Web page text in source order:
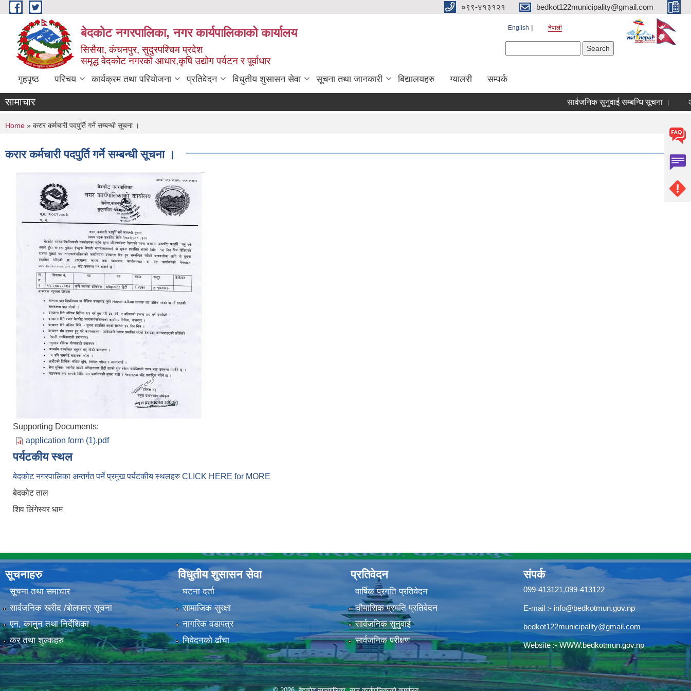
Skip to main content ०९९-४१३१२१ bedkot122municipality@gmail.com
बेदकोट नगरपालिका, नगर कार्यपालिकाको कार्यालय
सिसैया, कंचनपुर, सुदुरपश्चिम प्रदेश
समृद्ध वेदकोट नगरको आधार,कृषि उद्योग पर्यटन र पूर्वाधार
English नेपाली
गृहपृष्ठ परिचय कार्यक्रम तथा परियोजना प्रतिवेदन विधुतीय शुसासन सेवा सूचना तथा जानकारी बिद्यालयहरु ग्यालरी सम्पर्क
सामाचार सार्वजनिक सुनुवाई सम्बन्धि सूचना ।
You are here
Home » करार कर्मचारी पदपुर्ति गर्ने सम्बन्धी सूचना ।
करार कर्मचारी पदपुर्ति गर्ने सम्बन्धी सूचना ।
Supporting Documents:
application form (1).pdf
पर्यटकीय स्थल
बेदकोट नगरपालिका अन्तर्गत पर्ने प्रमुख पर्यटकीय स्थलहरु CLICK HERE for MORE
बेदकोट ताल
शिव लिंगेस्वर धाम
सूचनाहरु
सूचना तथा समाचार
सार्वजनिक खरीद /बोलपत्र सूचना
एन, कानुन तथा निर्देशिका
कर तथा शुल्कहरु
विधुतीय शुसासन सेवा
घटना दर्ता
सामाजिक सुरक्षा
नागरिक वडापत्र
निवेदनको ढाँचा
प्रतिवेदन
वार्षिक प्रगति प्रतिवेदन
चौमासिक प्रगति प्रतिवेदन
सार्वजनिक सुनुवाई
सार्वजनिक परीक्षण
संपर्क
099-413121,099-413122
E-mail :- info@bedkotmun.gov.np
bedkot122municipality@gmail.com
Website :- WWW.bedkotmun.gov.np